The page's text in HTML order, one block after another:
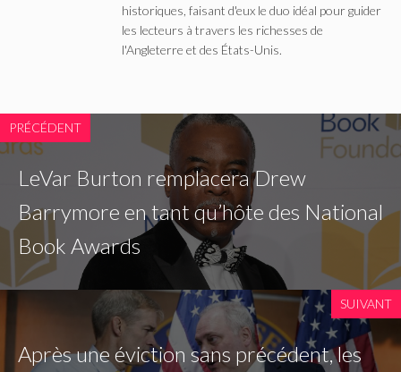
historiques, faisant d'eux le duo idéal pour guider
les lecteurs à travers les richesses de
l'Angleterre et des États-Unis.
PRÉCÉDENT
LeVar Burton remplacera Drew
Barrymore en tant qu’hôte des National
Book Awards
SUIVANT
Après une éviction sans précédent, les